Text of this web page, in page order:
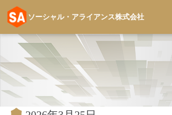
テ
ン
ソーシャル・アライアンス株式会社
投